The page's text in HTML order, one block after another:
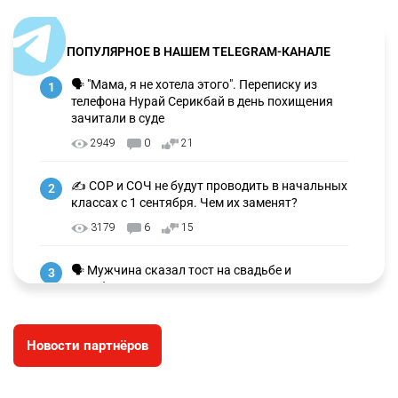
ПОПУЛЯРНОЕ В НАШЕМ TELEGRAM-КАНАЛЕ
1
🗣 "Мама, я не хотела этого". Переписку из
телефона Нурай Серикбай в день похищения
зачитали в суде
2949 0 21
2
✍️ СОР и СОЧ не будут проводить в начальных
классах с 1 сентября. Чем их заменят?
3179 6 15
3
🗣 Мужчина сказал тост на свадьбе и
заработал уголовное дело
⚠️ Доброе утро, друзья! Предлагаем обзор
главных новостей за 4 августа
Новости партнёров